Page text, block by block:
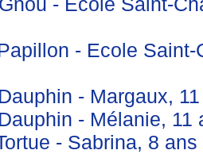
- Ecole
- Margaux,
- Mélanie, 11
- Sabrina, 8 ans